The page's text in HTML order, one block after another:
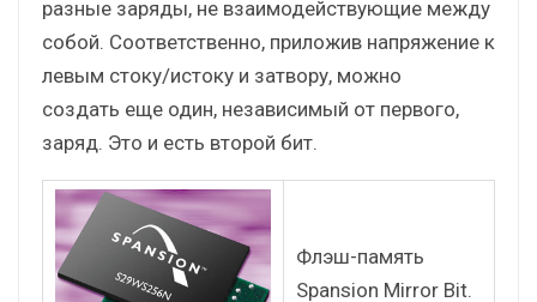
разные заряды, не взаимодействующие между
собой. Соответственно, приложив напряжение к
левым стоку/истоку и затвору, можно
создать еще один, независимый от первого,
заряд. Это и есть второй бит.
Флэш-память
Spansion Mirror Bit.